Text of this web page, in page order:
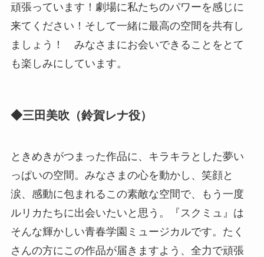
頑張っています！劇場に私たちのパワーを感じに
来てください！そして一緒に最高の空間を共有し
ましょう！ みなさまにお会いできることをとて
も楽しみにしています。
◆三田美吹（鈴賀レナ役）
ときめきがつまった作品に、キラキラとした夢い
っぱいの空間。みなさまの心を動かし、笑顔と
涙、感動に包まれるこの素敵な空間で、もう一度
ルリカたちに出会いたいと思う。『スクミュ』は
そんな輝かしい青春学園ミュージカルです。たく
さんの方にこの作品が届きますよう、全力で頑張